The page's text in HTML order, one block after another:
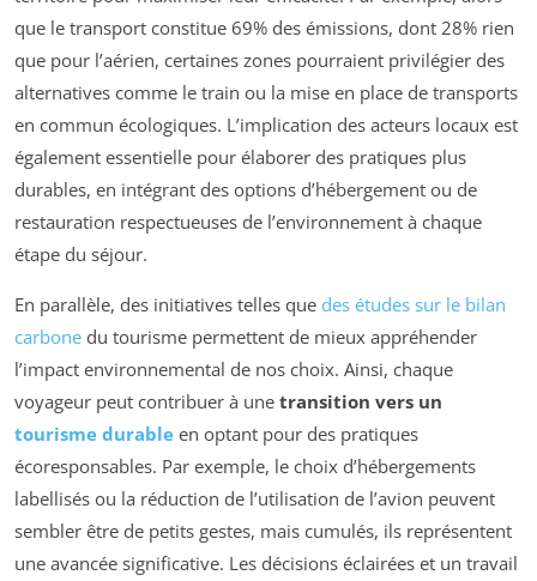
que le transport constitue 69% des émissions, dont 28% rien
que pour l’aérien, certaines zones pourraient privilégier des
alternatives comme le train ou la mise en place de transports
en commun écologiques. L’implication des acteurs locaux est
également essentielle pour élaborer des pratiques plus
durables, en intégrant des options d’hébergement ou de
restauration respectueuses de l’environnement à chaque
étape du séjour.
En parallèle, des initiatives telles que des études sur le bilan
carbone du tourisme permettent de mieux appréhender
l’impact environnemental de nos choix. Ainsi, chaque
voyageur peut contribuer à une transition vers un
tourisme durable en optant pour des pratiques
écoresponsables. Par exemple, le choix d’hébergements
labellisés ou la réduction de l’utilisation de l’avion peuvent
sembler être de petits gestes, mais cumulés, ils représentent
une avancée significative. Les décisions éclairées et un travail